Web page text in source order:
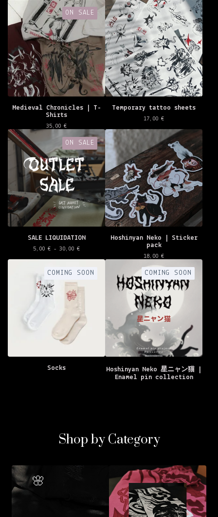
ON SALE
Medieval Chronicles | T-
Shirts
35,00 €
Temporary tattoo sheets
17,00 €
ON SALE
SALE LIQUIDATION
5,00 € - 30,00 €
Hoshinyan Neko | Sticker
pack
18,00 €
COMING SOON
Socks
COMING SOON
Hoshinyan Neko 星ニャン猫 |
Enamel pin collection
Shop by Category